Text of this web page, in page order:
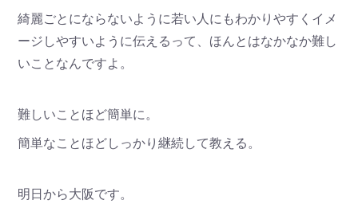
綺麗ごとにならないように若い人にもわかりやすくイメ
ージしやすいように伝えるって、ほんとはなかなか難し
いことなんですよ。
難しいことほど簡単に。
簡単なことほどしっかり継続して教える。
明日から大阪です。